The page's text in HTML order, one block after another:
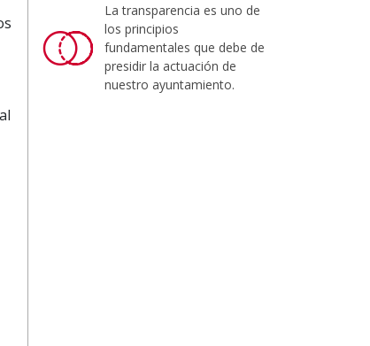
La transparencia es uno de
los principios
fundamentales que debe de
presidir la actuación de
nuestro ayuntamiento.